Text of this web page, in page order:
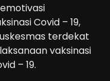
Covid – 19,
terdekat
vaksinasi
– 19.